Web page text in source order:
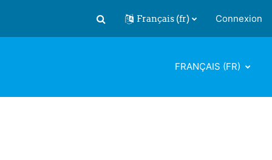
Activer/désactiver la saisie de
Français ‎(fr)‎ Connexion
FRANÇAIS ‎(FR)‎